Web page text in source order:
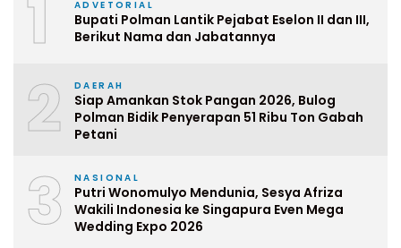
1 ADVETORIAL
Bupati Polman Lantik Pejabat Eselon II dan III,
Berikut Nama dan Jabatannya
2 DAERAH
Siap Amankan Stok Pangan 2026, Bulog
Polman Bidik Penyerapan 51 Ribu Ton Gabah
Petani
3 NASIONAL
Putri Wonomulyo Mendunia, Sesya Afriza
Wakili Indonesia ke Singapura Even Mega
Wedding Expo 2026